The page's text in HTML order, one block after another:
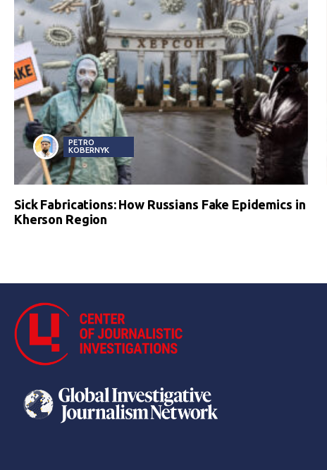
PETRO
KOBERNYK
Sick Fabrications: How Russians Fake Epidemics in
Kherson Region